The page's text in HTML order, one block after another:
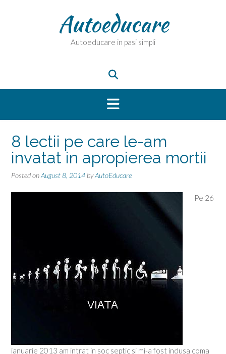
Autoeducare
Autoeducare in pasi simpli
8 lectii pe care le-am
invatat in apropierea mortii
Posted onAugust 8, 2014 byAutoEducare
Pe 26
ianuarie 2013 am intrat in soc septic si mi-a fost indusa coma